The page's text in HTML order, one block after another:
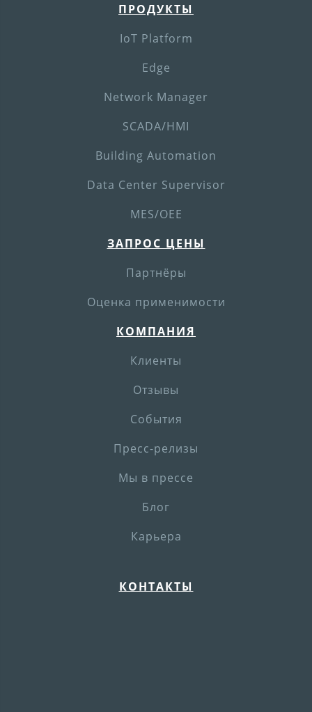
ПРОДУКТЫ
IoT Platform
Edge
Network Manager
SCADA/HMI
Building Automation
Data Center Supervisor
MES/OEE
ЗАПРОС ЦЕНЫ
Партнёры
Оценка применимости
КОМПАНИЯ
Клиенты
Отзывы
События
Пресс-релизы
Мы в прессе
Блог
Карьера
КОНТАКТЫ